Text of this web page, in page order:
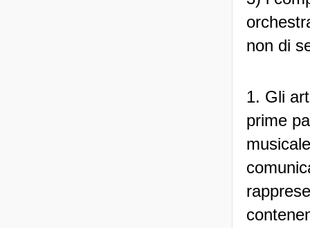
non di
1. Gli
prime